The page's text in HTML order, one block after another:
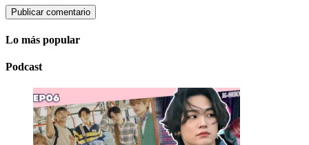
Lo más popular
Podcast